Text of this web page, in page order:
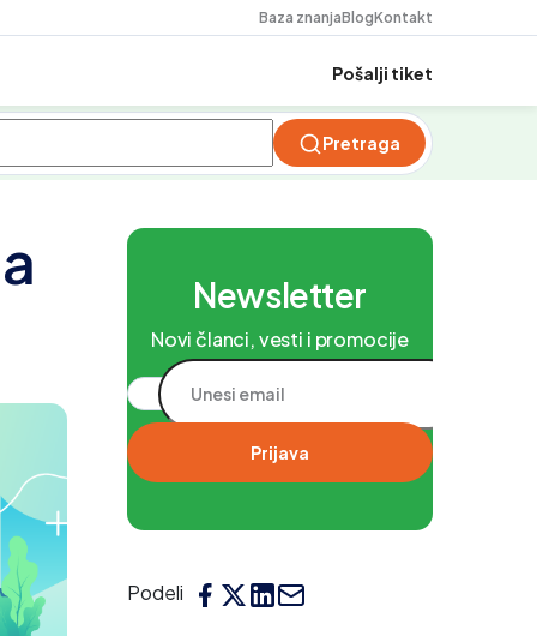
Baza znanjaBlogKontakt
Pošalji tiket
Pretraga
Newsletter
Novi članci, vesti i promocije
Prijava
Podeli